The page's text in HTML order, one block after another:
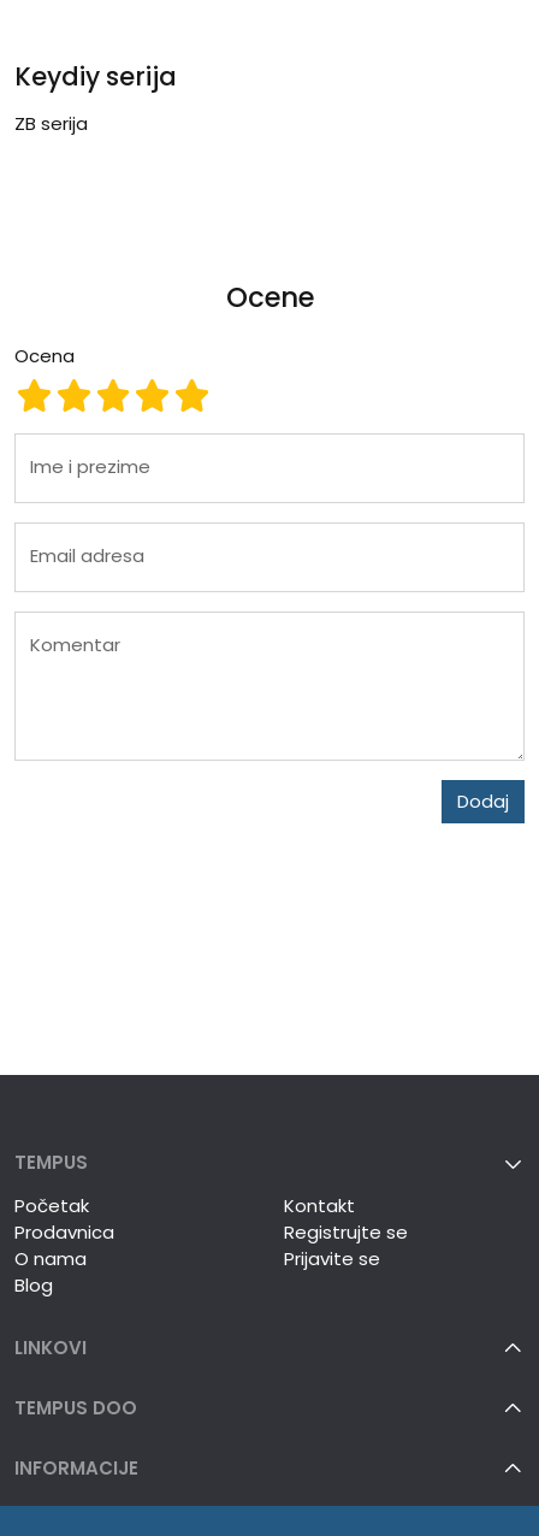
Keydiy serija
ZB serija
Ocene
Ocena
Ocena 5
Ocena 4
Ocena 3
Ocena 2
Ocena 1
Ime i prezime
Email adresa
Komentar
Dodaj
TEMPUS
Početak
Prodavnica
O nama
Blog
Kontakt
Registrujte se
Prijavite se
LINKOVI
TEMPUS DOO
INFORMACIJE